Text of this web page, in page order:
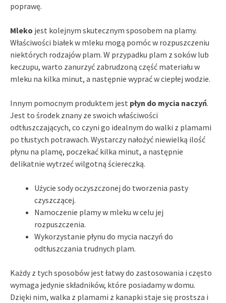
poprawę.
Mleko jest kolejnym skutecznym sposobem na plamy.
Właściwości białek w mleku mogą pomóc w rozpuszczeniu
niektórych rodzajów plam. W przypadku plam z soków lub
keczupu, warto zanurzyć zabrudzoną część materiału w
mleku na kilka minut, a następnie wyprać w ciepłej wodzie.
Innym pomocnym produktem jest płyn do mycia naczyń.
Jest to środek znany ze swoich właściwości
odtłuszczających, co czyni go idealnym do walki z plamami
po tłustych potrawach. Wystarczy nałożyć niewielką ilość
płynu na plamę, poczekać kilka minut, a następnie
delikatnie wytrzeć wilgotną ściereczką.
Użycie sody oczyszczonej do tworzenia pasty
czyszczącej.
Namoczenie plamy w mleku w celu jej
rozpuszczenia.
Wykorzystanie płynu do mycia naczyń do
odtłuszczania trudnych plam.
Każdy z tych sposobów jest łatwy do zastosowania i często
wymaga jedynie składników, które posiadamy w domu.
Dzięki nim, walka z plamami z kanapki staje się prostsza i